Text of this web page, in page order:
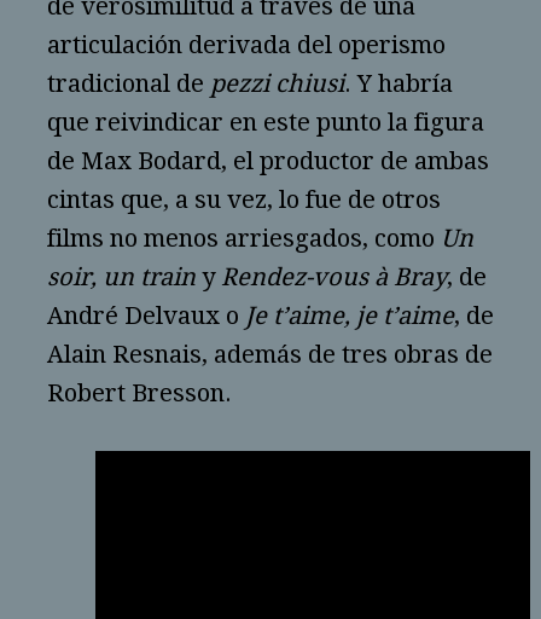
de verosimilitud a través de una
articulación derivada del operismo
tradicional de pezzi chiusi. Y habría
que reivindicar en este punto la figura
de Max Bodard, el productor de ambas
cintas que, a su vez, lo fue de otros
films no menos arriesgados, como Un
soir, un train y Rendez-vous à Bray, de
André Delvaux o Je t’aime, je t’aime, de
Alain Resnais, además de tres obras de
Robert Bresson.